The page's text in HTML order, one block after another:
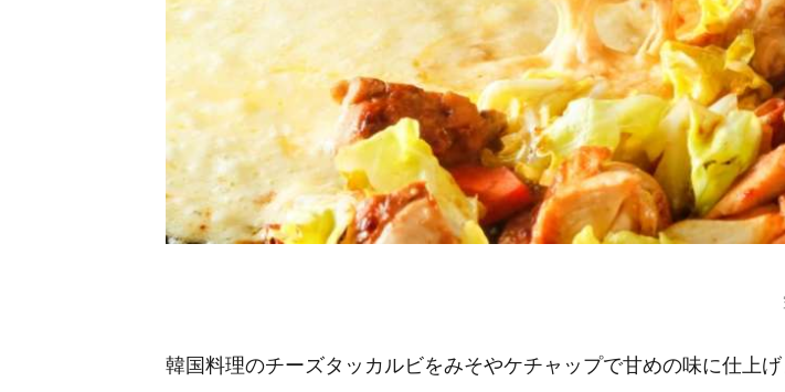
韓国料理のチーズタッカルビをみそやケチャップで甘めの味に仕上げ